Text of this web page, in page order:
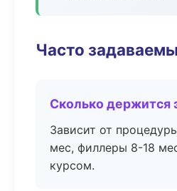
Часто
Сколько держится
Зависит от
мес, филлеры 8-18
курсом.